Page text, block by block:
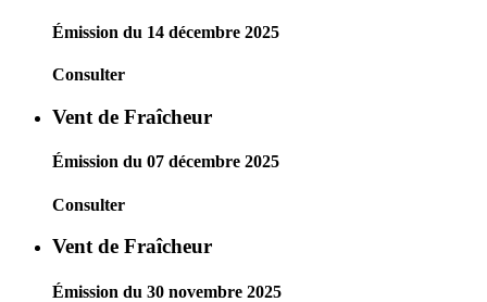
Émission du 14 décembre 2025
Consulter
Vent de Fraîcheur
Émission du 07 décembre 2025
Consulter
Vent de Fraîcheur
Émission du 30 novembre 2025